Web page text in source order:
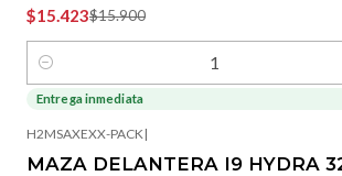
$15.423$15.900
Cantidad
Entrega inmediata
H2MSAXEXX-PACK |
MAZA DELANTERA I9 HYDRA